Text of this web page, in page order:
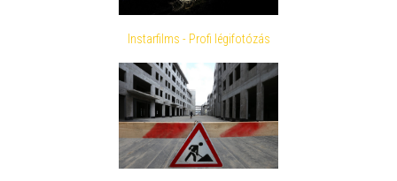
Instarfilms - Profi légifotózás